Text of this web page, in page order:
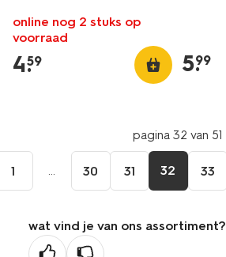
online nog 2 stuks op
voorraad
4.
59 5.
99
pagina 32 van 51
1 ... 30 31 32 33
wat vind je van ons assortiment?